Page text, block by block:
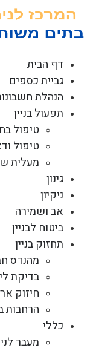
דף הבית
גביית כספים
הנהלת
תפעול בניין
טיפול
טיפול
מעלית
גינון
ניקיון
אב ושמירה
ביטוח לבניין
תחזוק בניין
מהנדס
בדיקת
חיזוק
הרחבות
כללי
מעבר